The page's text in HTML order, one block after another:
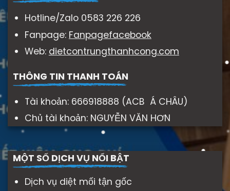
Hotline/Zalo 0583 226 226
Fanpage: Fanpagefacebook
Web: dietcontrungthanhcong.com
THÔNG TIN THANH TOÁN
Tài khoản: 666918888 (ACB Á CHÂU)
Chủ tài khoản: NGUYỄN VĂN HƠN
MỘT SỐ DỊCH VỤ NỔI BẬT
Dịch vụ diệt mối tận gốc